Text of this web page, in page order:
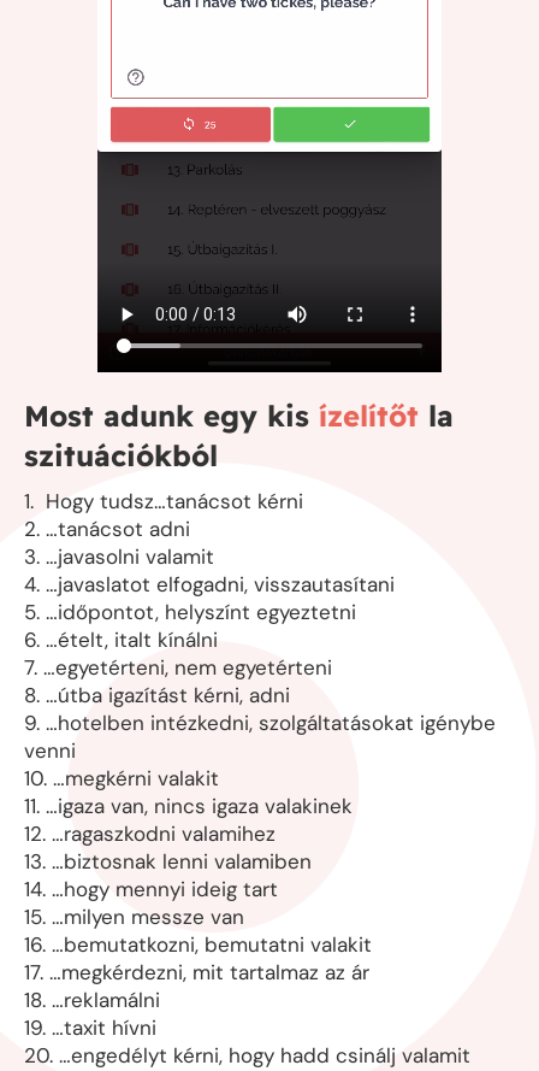
Most adunk egy kis ízelítőt la
szituációkból
1. Hogy tudsz…tanácsot kérni
2. …tanácsot adni
3. …javasolni valamit
4. …javaslatot elfogadni, visszautasítani
5. …időpontot, helyszínt egyeztetni
6. …ételt, italt kínálni
7. …egyetérteni, nem egyetérteni
8. …útba igazítást kérni, adni
9. …hotelben intézkedni, szolgáltatásokat igénybe
venni
10. …megkérni valakit
11. …igaza van, nincs igaza valakinek
12. …ragaszkodni valamihez
13. …biztosnak lenni valamiben
14. …hogy mennyi ideig tart
15. …milyen messze van
16. …bemutatkozni, bemutatni valakit
17. …megkérdezni, mit tartalmaz az ár
18. …reklamálni
19. …taxit hívni
20. …engedélyt kérni, hogy hadd csinálj valamit